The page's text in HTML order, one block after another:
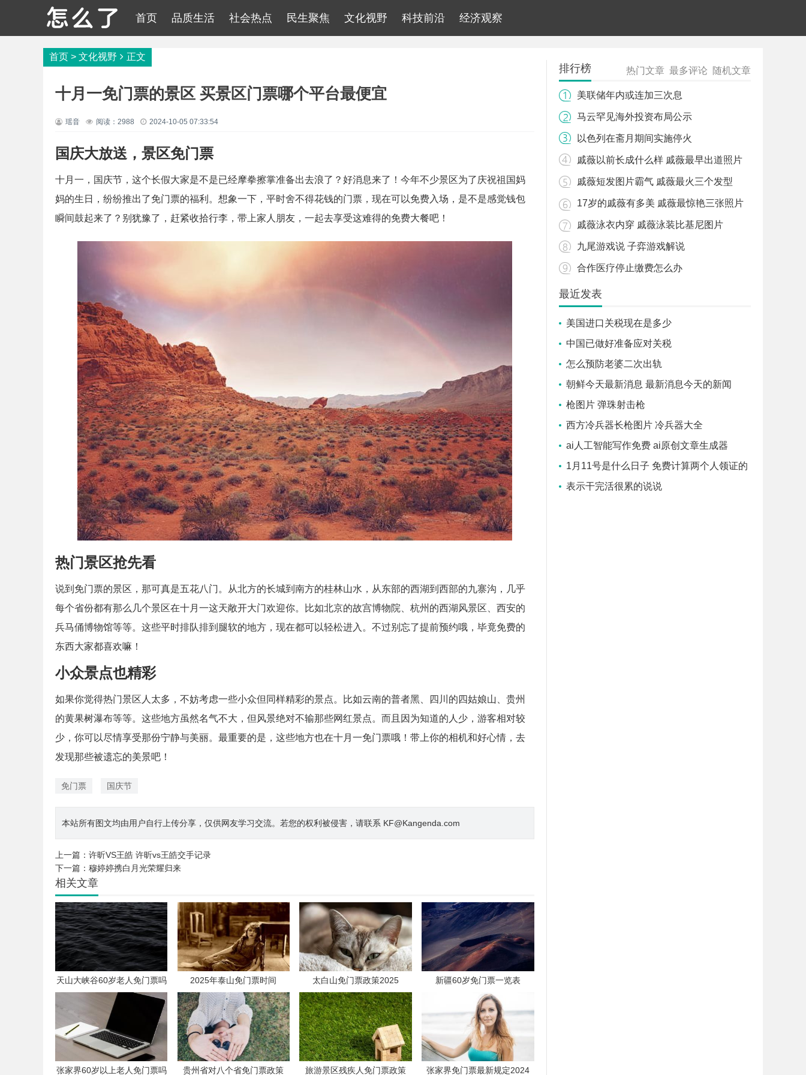
首页 品质生活 社会热点 民生聚焦 文化视野 科技前沿 经济观察
首页 > 文化视野 正文
十月一免门票的景区 买景区门票哪个平台最便宜
瑶音 阅读：2988 2024-10-05 07:33:54
国庆大放送，景区免门票
十月一，国庆节，这个长假大家是不是已经摩拳擦掌准备出去浪了？好消息来了！今年不少景区为了庆祝祖国妈
妈的生日，纷纷推出了免门票的福利。想象一下，平时舍不得花钱的门票，现在可以免费入场，是不是感觉钱包
瞬间鼓起来了？别犹豫了，赶紧收拾行李，带上家人朋友，一起去享受这难得的免费大餐吧！
热门景区抢先看
说到免门票的景区，那可真是五花八门。从北方的长城到南方的桂林山水，从东部的西湖到西部的九寨沟，几乎
每个省份都有那么几个景区在十月一这天敞开大门欢迎你。比如北京的故宫博物院、杭州的西湖风景区、西安的
兵马俑博物馆等等。这些平时排队排到腿软的地方，现在都可以轻松进入。不过别忘了提前预约哦，毕竟免费的
东西大家都喜欢嘛！
小众景点也精彩
如果你觉得热门景区人太多，不妨考虑一些小众但同样精彩的景点。比如云南的普者黑、四川的四姑娘山、贵州
的黄果树瀑布等等。这些地方虽然名气不大，但风景绝对不输那些网红景点。而且因为知道的人少，游客相对较
少，你可以尽情享受那份宁静与美丽。最重要的是，这些地方也在十月一免门票哦！带上你的相机和好心情，去
发现那些被遗忘的美景吧！
免门票 国庆节
本站所有图文均由用户自行上传分享，仅供网友学习交流。若您的权利被侵害，请联系 KF@Kangenda.com
上一篇： 许昕VS王皓 许昕vs王皓交手记录
下一篇： 穆婷婷携白月光荣耀归来
相关文章
天山大峡谷60岁老人免门票吗 2025年泰山免门票时间 太白山免门票政策2025 新疆60岁免门票一览表
张家界60岁以上老人免门票吗 贵州省对八个省免门票政策 旅游景区残疾人免门票政策 张家界免门票最新规定2024
排行榜 热门文章 最多评论 随机文章
美联储年内或连加三次息
马云罕见海外投资布局公示
以色列在斋月期间实施停火
戚薇以前长成什么样 戚薇最早出道照片
戚薇短发图片霸气 戚薇最火三个发型
17岁的戚薇有多美 戚薇最惊艳三张照片
戚薇泳衣内穿 戚薇泳装比基尼图片
九尾游戏说 子弈游戏解说
合作医疗停止缴费怎么办
最近发表
美国进口关税现在是多少
中国已做好准备应对关税
怎么预防老婆二次出轨
朝鲜今天最新消息 最新消息今天的新闻
枪图片 弹珠射击枪
西方冷兵器长枪图片 冷兵器大全
ai人工智能写作免费 ai原创文章生成器
1月11号是什么日子 免费计算两个人领证的
吉日
表示干完活很累的说说